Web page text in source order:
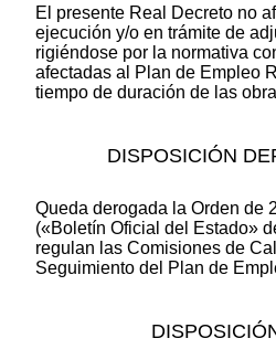
El presente Real Decreto no
ejecución y/o en trámite de
rigiéndose por la normativa
afectadas al Plan de Empleo
tiempo de duración de las
DISPOSICIÓN
Queda derogada la Orden de
(«Boletín Oficial del Estado»
regulan las Comisiones de
Seguimiento del Plan de